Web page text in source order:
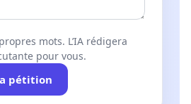
mots. L’IA rédigera
pour vous.
pétition